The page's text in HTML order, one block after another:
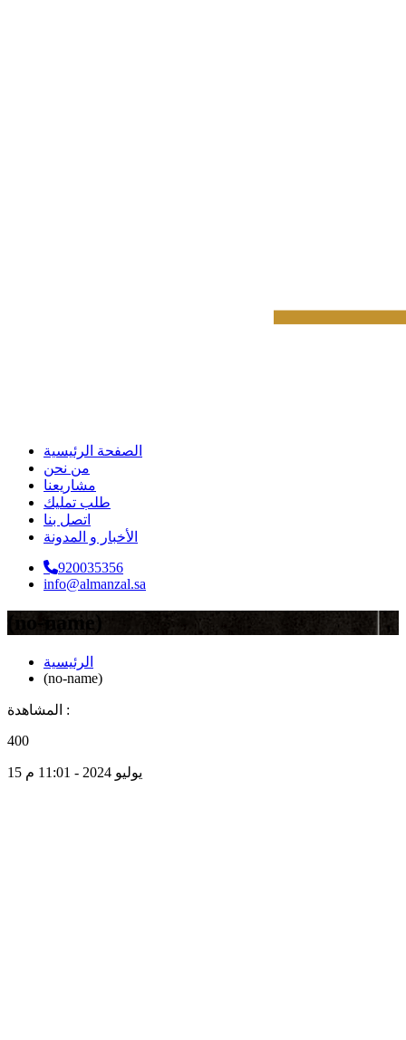
الصفحة الرئيسية
من نحن
مشاريعنا
طلب تمليك
اتصل بنا
الأخبار و المدونة
920035356
info@almanzal.sa
(no-name)
الرئيسية
(no-name)
المشاهدة :
400
15 يوليو 2024 - 11:01 م